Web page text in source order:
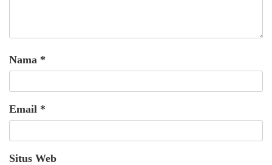
Nama *
Email *
Situs Web